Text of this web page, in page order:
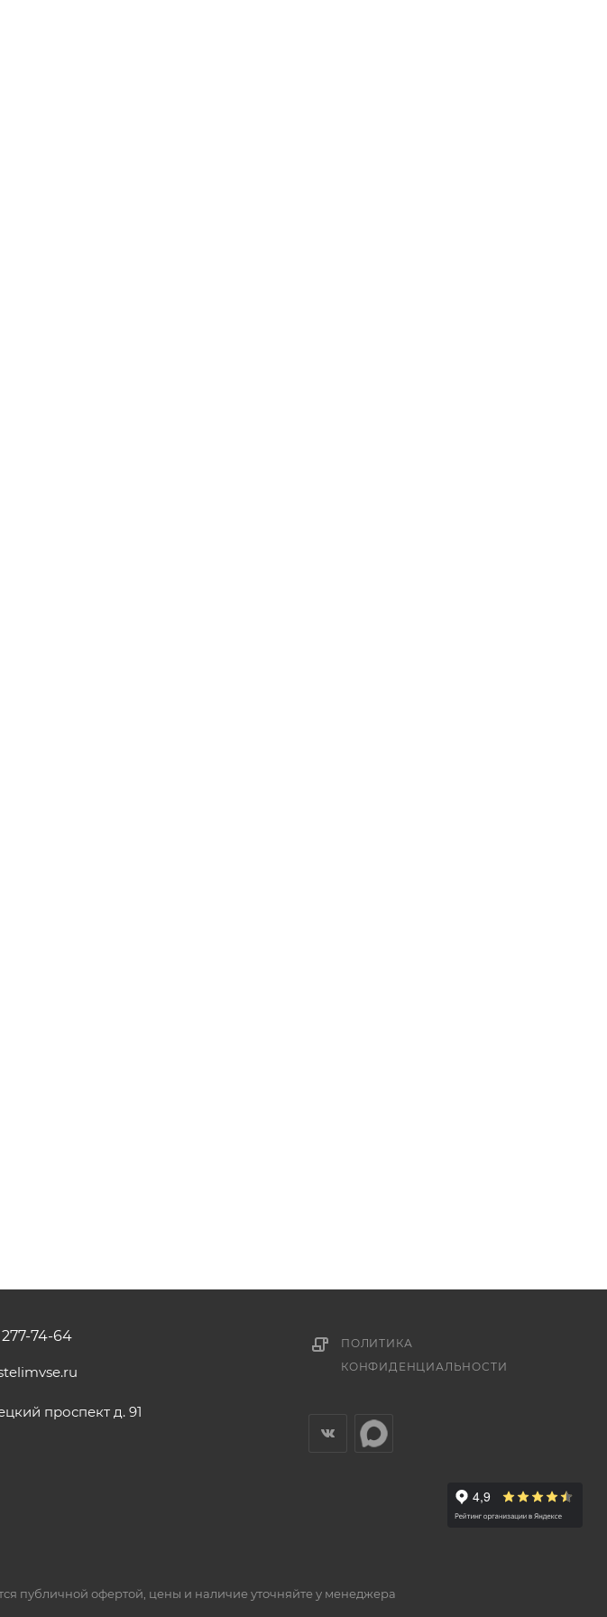
74-64
проспект д. 91
ПОЛИТИКА
КОНФИДЕНЦИАЛЬНОСТИ
публичной офертой, цены и наличие уточняйте у менеджера